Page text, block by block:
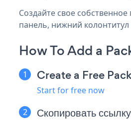
Создайте свое
панель, нижний колонтитул
How To Add a
Create a Free
Start for free now
Скопировать